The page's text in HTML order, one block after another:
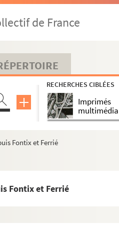
de France
RECHERCHES CIBLÉES
Imprimés
multimédia
Fontix et Ferrié
Fontix et Ferrié